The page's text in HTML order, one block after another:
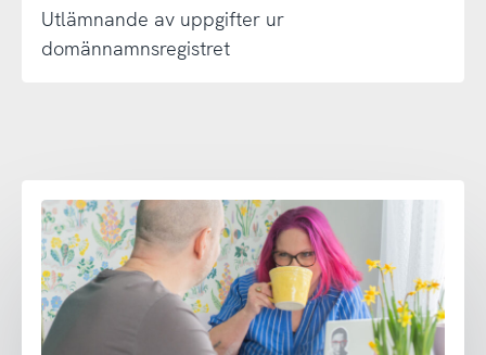
Utlämnande av uppgifter ur
domännamnsregistret